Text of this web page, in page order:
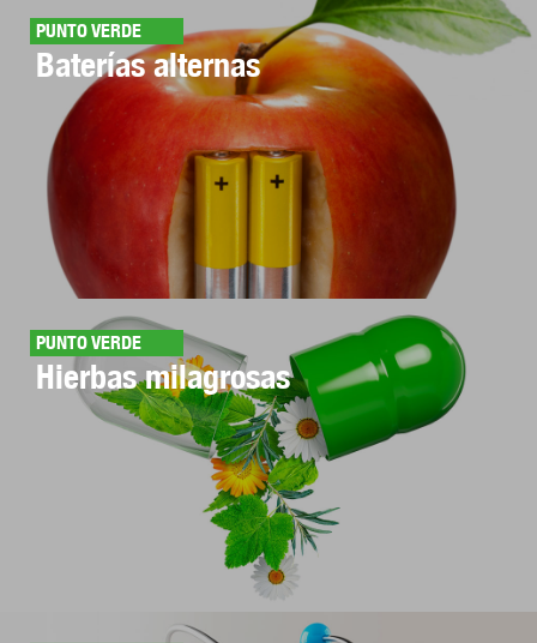
PUNTO VERDE
Baterías alternas
PUNTO VERDE
Hierbas milagrosas